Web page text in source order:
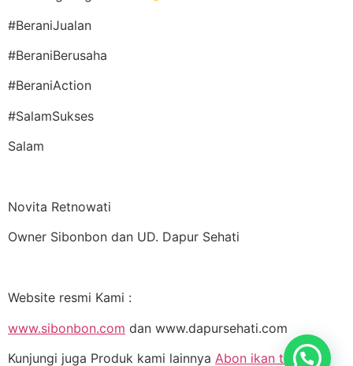
#BeraniJualan
#BeraniBerusaha
#BeraniAction
#SalamSukses
Salam
Novita Retnowati
Owner Sibonbon dan UD. Dapur Sehati
Website resmi Kami :
www.sibonbon.com dan www.dapursehati.com
Kunjungi juga Produk kami lainnya Abon ikan tuna